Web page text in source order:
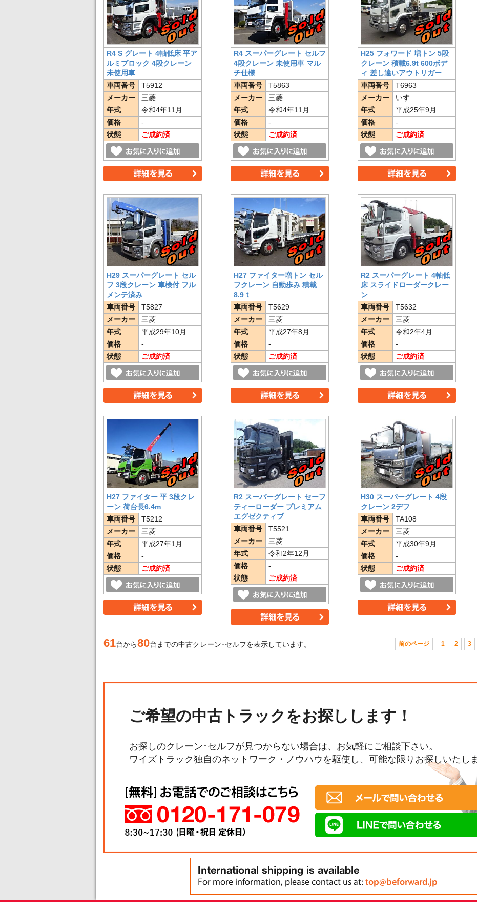
R4 S グレート 4軸低床 平ア
ルミブロック 4段クレーン
未使用車
車両番号
T5912
メーカー
三菱
年式
令和4年11月
価格
-
状態
ご成約済
R4 スーパーグレート セルフ
4段クレーン 未使用車 マル
チ仕様
車両番号
T5863
メーカー
三菱
年式
令和4年11月
価格
-
状態
ご成約済
H25 フォワード 増トン 5段
クレーン 積載6.9t 600ボデ
ィ 差し違いアウトリガー
車両番号
T6963
メーカー
いすゞ
年式
平成25年9月
価格
-
状態
ご成約済
H29 スーパーグレート セル
フ 3段クレーン 車検付 フル
メンテ済み
車両番号
T5827
メーカー
三菱
年式
平成29年10月
価格
-
状態
ご成約済
H27 ファイター増トン セル
フクレーン 自動歩み 積載
8.9ｔ
車両番号
T5629
メーカー
三菱
年式
平成27年8月
価格
-
状態
ご成約済
R2 スーパーグレート 4軸低
床 スライドローダークレー
ン
車両番号
T5632
メーカー
三菱
年式
令和2年4月
価格
-
状態
ご成約済
H27 ファイター 平 3段クレ
ーン 荷台長6.4m
車両番号
T5212
メーカー
三菱
年式
平成27年1月
価格
-
状態
ご成約済
R2 スーパーグレート セーフ
ティーローダー プレミアム
エグゼクティブ
車両番号
T5521
メーカー
三菱
年式
令和2年12月
価格
-
状態
ご成約済
H30 スーパーグレート 4段
クレーン 2デフ
車両番号
TA108
メーカー
三菱
年式
平成30年9月
価格
-
状態
ご成約済
61台から80台までの中古クレーン･セルフを表示しています。 前のページ 1 2 3
ご希望の中古トラックをお探しします！
お探しのクレーン･セルフが見つからない場合は、お気軽にご相談下さい。
ワイズトラック独自のネットワーク・ノウハウを駆使し、可能な限りお探しいたし